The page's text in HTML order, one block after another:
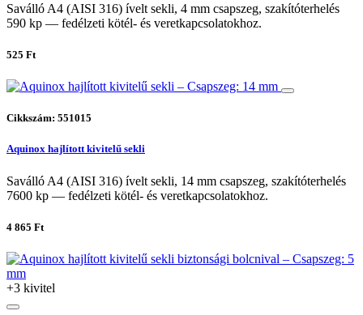
Saválló A4 (AISI 316) ívelt sekli, 4 mm csapszeg, szakítóterhelés
590 kp — fedélzeti kötél- és veretkapcsolatokhoz.
525 Ft
Cikkszám: 551015
Aquinox hajlított kivitelű sekli
Saválló A4 (AISI 316) ívelt sekli, 14 mm csapszeg, szakítóterhelés
7600 kp — fedélzeti kötél- és veretkapcsolatokhoz.
4 865 Ft
+3 kivitel